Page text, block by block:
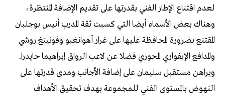
لعدم اقتناع الإطار الفني بقدرتها على تقديم الإضافة المنتظرة،
وهناك بعض الأسماء أيضا التي كسبت ثقة المدرب أنيس بوجلبان
المقتنع بضرورة المحافظة عليها على غرار أهوانغبو وفونينغ روشي
والمدافع الإيفواري المحوري فضلا عن لاعب الرواق إبراهيما حايدرا.
ويراهن مستقبل سليمان على إضافة الأجانب ومدى قدرتها على
النهوض بالمستوى الفني للمجموعة بهدف تحقيق الأهداف